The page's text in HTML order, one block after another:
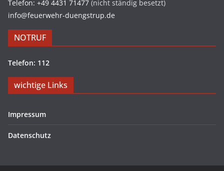
Telefon: +49 4431 71477 (nicht ständig besetzt)
info@feuerwehr-duengstrup.de
NOTRUF
Telefon: 112
wichtige Links
Impressum
Datenschutz